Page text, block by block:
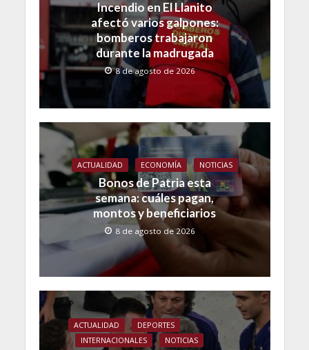
Incendio en El Llanito
afectó varios galpones:
bomberos trabajaron
durante la madrugada
8 de agosto de 2026
ACTUALIDAD ECONOMÍA NOTICIAS
Bonos de Patria esta
semana: cuáles pagan,
montos y beneficiarios
8 de agosto de 2026
ACTUALIDAD
DEPORTES
INTERNACIONALES
NOTICIAS